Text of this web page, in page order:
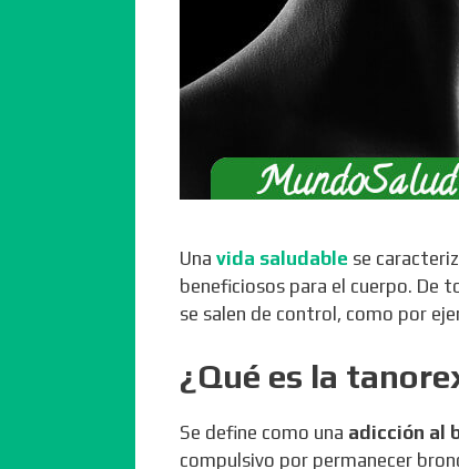
Una vida saludable se
beneficiosos para el cuerpo. De
se salen de control, como por
¿Qué es la
Se define como una adicción al
compulsivo por permanecer